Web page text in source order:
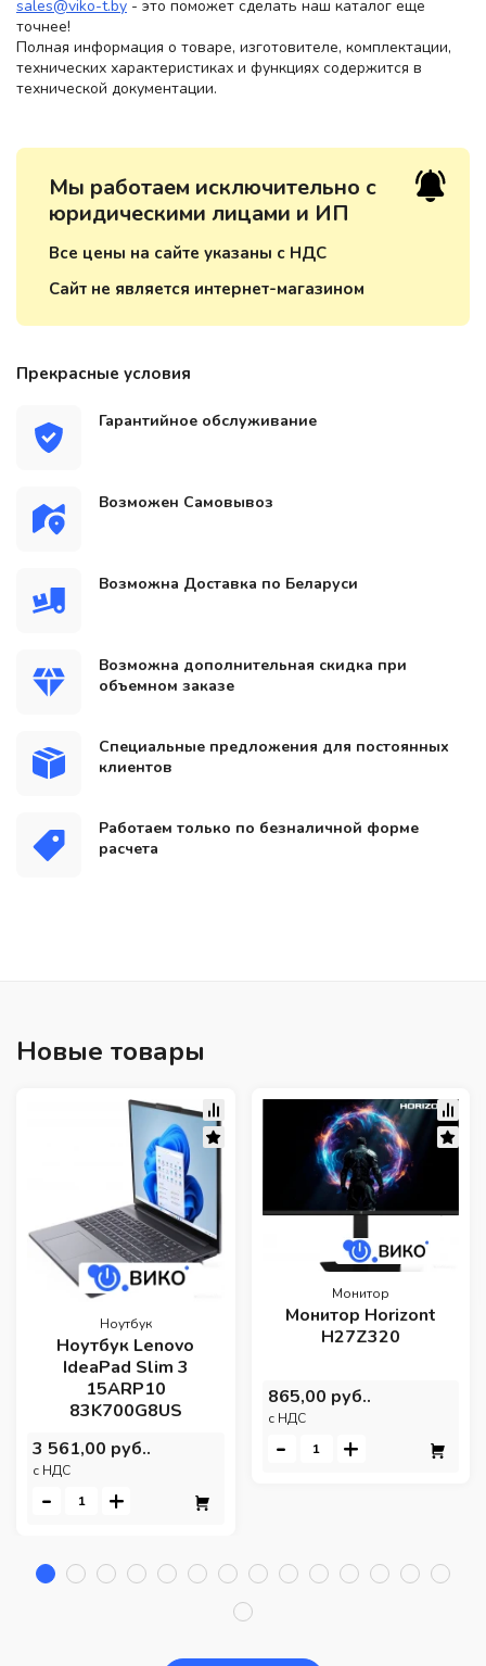
sales@viko-t.by - это поможет сделать наш каталог еще
точнее!
Полная информация о товаре, изготовителе, комплектации,
технических характеристиках и функциях содержится в
технической документации.
Мы работаем исключительно с
юридическими лицами и ИП
Все цены на сайте указаны с НДС
Сайт не является интернет-магазином
Прекрасные условия
Гарантийное обслуживание
Возможен Самовывоз
Возможна Доставка по Беларуси
Возможна дополнительная скидка при
объемном заказе
Специальные предложения для постоянных
клиентов
Работаем только по безналичной форме
расчета
Новые товары
Ноутбук
Ноутбук Lenovo
IdeaPad Slim 3
15ARP10
83K700G8US
3 561,00 руб..
c НДС
- +
Монитор
Монитор Horizont
H27Z320
865,00 руб..
c НДС
- +